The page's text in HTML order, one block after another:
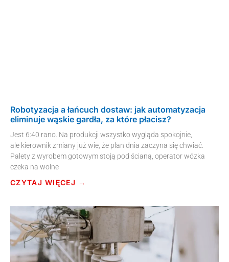
Robotyzacja a łańcuch dostaw: jak automatyzacja
eliminuje wąskie gardła, za które płacisz?
Jest 6:40 rano. Na produkcji wszystko wygląda spokojnie,
ale kierownik zmiany już wie, że plan dnia zaczyna się chwiać.
Palety z wyrobem gotowym stoją pod ścianą, operator wózka
czeka na wolne
CZYTAJ WIĘCEJ →